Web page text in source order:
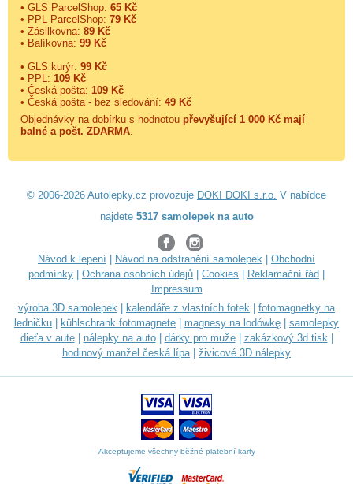
• GLS ParcelShop: 65 Kč
• PPL ParcelShop: 79 Kč
• Zásilkovna: 89 Kč
• Balíkovna: 99 Kč
• GLS kurýr: 99 Kč
• PPL: 109 Kč
• Česká pošta: 109 Kč
• Česká pošta - bez sledování: 49 Kč
Objednávky na dobírku s hodnotou převyšující 1 000 Kč mají
balné a pošt. ZDARMA
© 2006-2026 Autolepky.cz provozuje DOKI DOKI s.r.o. V nabídce
najdete 5317 samolepek na auto
Návod k lepení Návod na odstranění samolepek
Obchodní
podmínky
Ochrana osobních údajů Cookies Reklamační řád
Impressum
výroba 3D samolepek
kalendáře z vlastních fotek
fotomagnetky na
ledničku
kühlschrank fotomagnete magnesy na lodówkę
samolepky
dieťa v aute| nálepky na auto| dárky pro muže| zakázkový 3d tisk|
hodinový manžel česká lípa| živicové 3D nálepky
Akceptujeme všechny běžné platební karty